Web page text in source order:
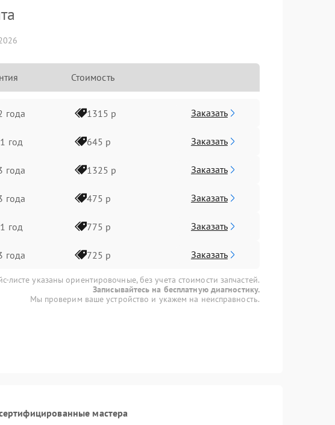
Стоимость
года 1315 р Заказать
1 год 645 р Заказать
года 1325 р Заказать
года 475 р Заказать
1 год 775 р Заказать
года 725 р Заказать
листе указаны ориентировочные, без учета стоимости запчастей.
Записывайтесь на бесплатную диагностику.
Мы проверим ваше устройство и укажем на неисправность.
мастера